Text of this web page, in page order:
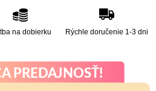
na dobierku Rýchle doručenie 1-3 dni
PREDAJNOSŤ!